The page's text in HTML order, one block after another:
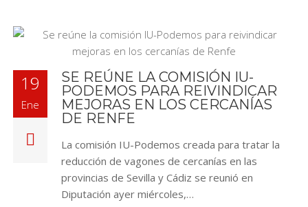
19
Ene
SE REÚNE LA COMISIÓN IU-
PODEMOS PARA REIVINDICAR
MEJORAS EN LOS CERCANÍAS
DE RENFE
La comisión IU-Podemos creada para tratar la
reducción de vagones de cercanías en las
provincias de Sevilla y Cádiz se reunió en
Diputación ayer miércoles,…